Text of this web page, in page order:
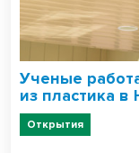
Ученые
из пластика в
Открытия